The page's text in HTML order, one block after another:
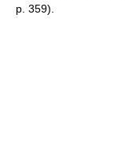
p. 359).